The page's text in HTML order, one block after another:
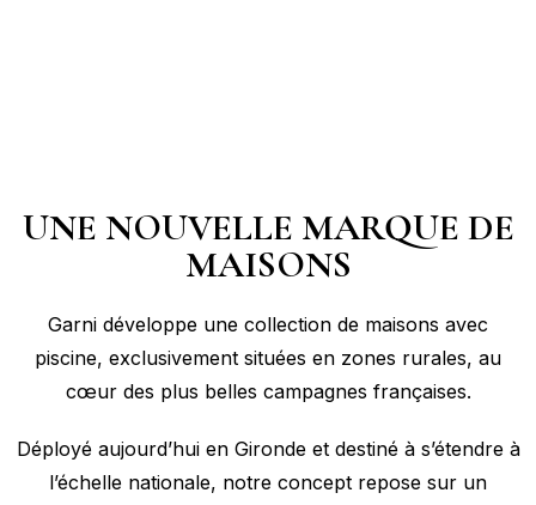
UNE NOUVELLE MARQUE DE
MAISONS
Garni développe une collection de maisons avec
piscine, exclusivement situées en zones rurales, au
cœur des plus belles campagnes françaises.
Déployé aujourd’hui en Gironde et destiné à s’étendre à
l’échelle nationale, notre concept repose sur un